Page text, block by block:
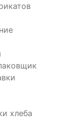
хлеба